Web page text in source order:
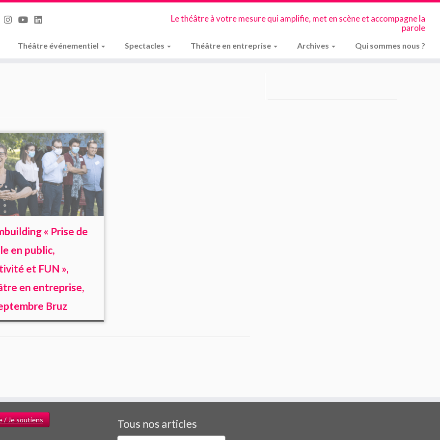
Le théâtre à votre mesure qui amplifie, met en scène et accompagne la
parole
Théâtre événementiel Spectacles Théâtre en entreprise Archives Qui sommes nous ?
« Prise de
en public,
et FUN »,
en entreprise,
Bruz
/ Je soutiens Tous nos articles